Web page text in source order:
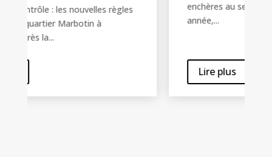
enchères au service de Viva for Life Cette
année,...